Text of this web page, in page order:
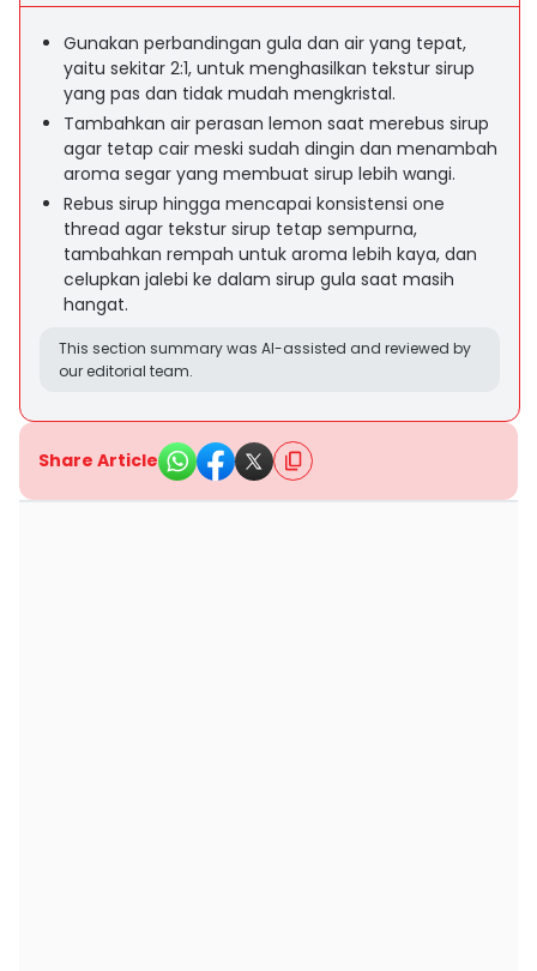
Gunakan perbandingan gula dan air yang tepat,
yaitu sekitar 2:1, untuk menghasilkan tekstur sirup
yang pas dan tidak mudah mengkristal.
Tambahkan air perasan lemon saat merebus sirup
agar tetap cair meski sudah dingin dan menambah
aroma segar yang membuat sirup lebih wangi.
Rebus sirup hingga mencapai konsistensi one
thread agar tekstur sirup tetap sempurna,
tambahkan rempah untuk aroma lebih kaya, dan
celupkan jalebi ke dalam sirup gula saat masih
hangat.
This section summary was AI-assisted and reviewed by
our editorial team.
Share Article